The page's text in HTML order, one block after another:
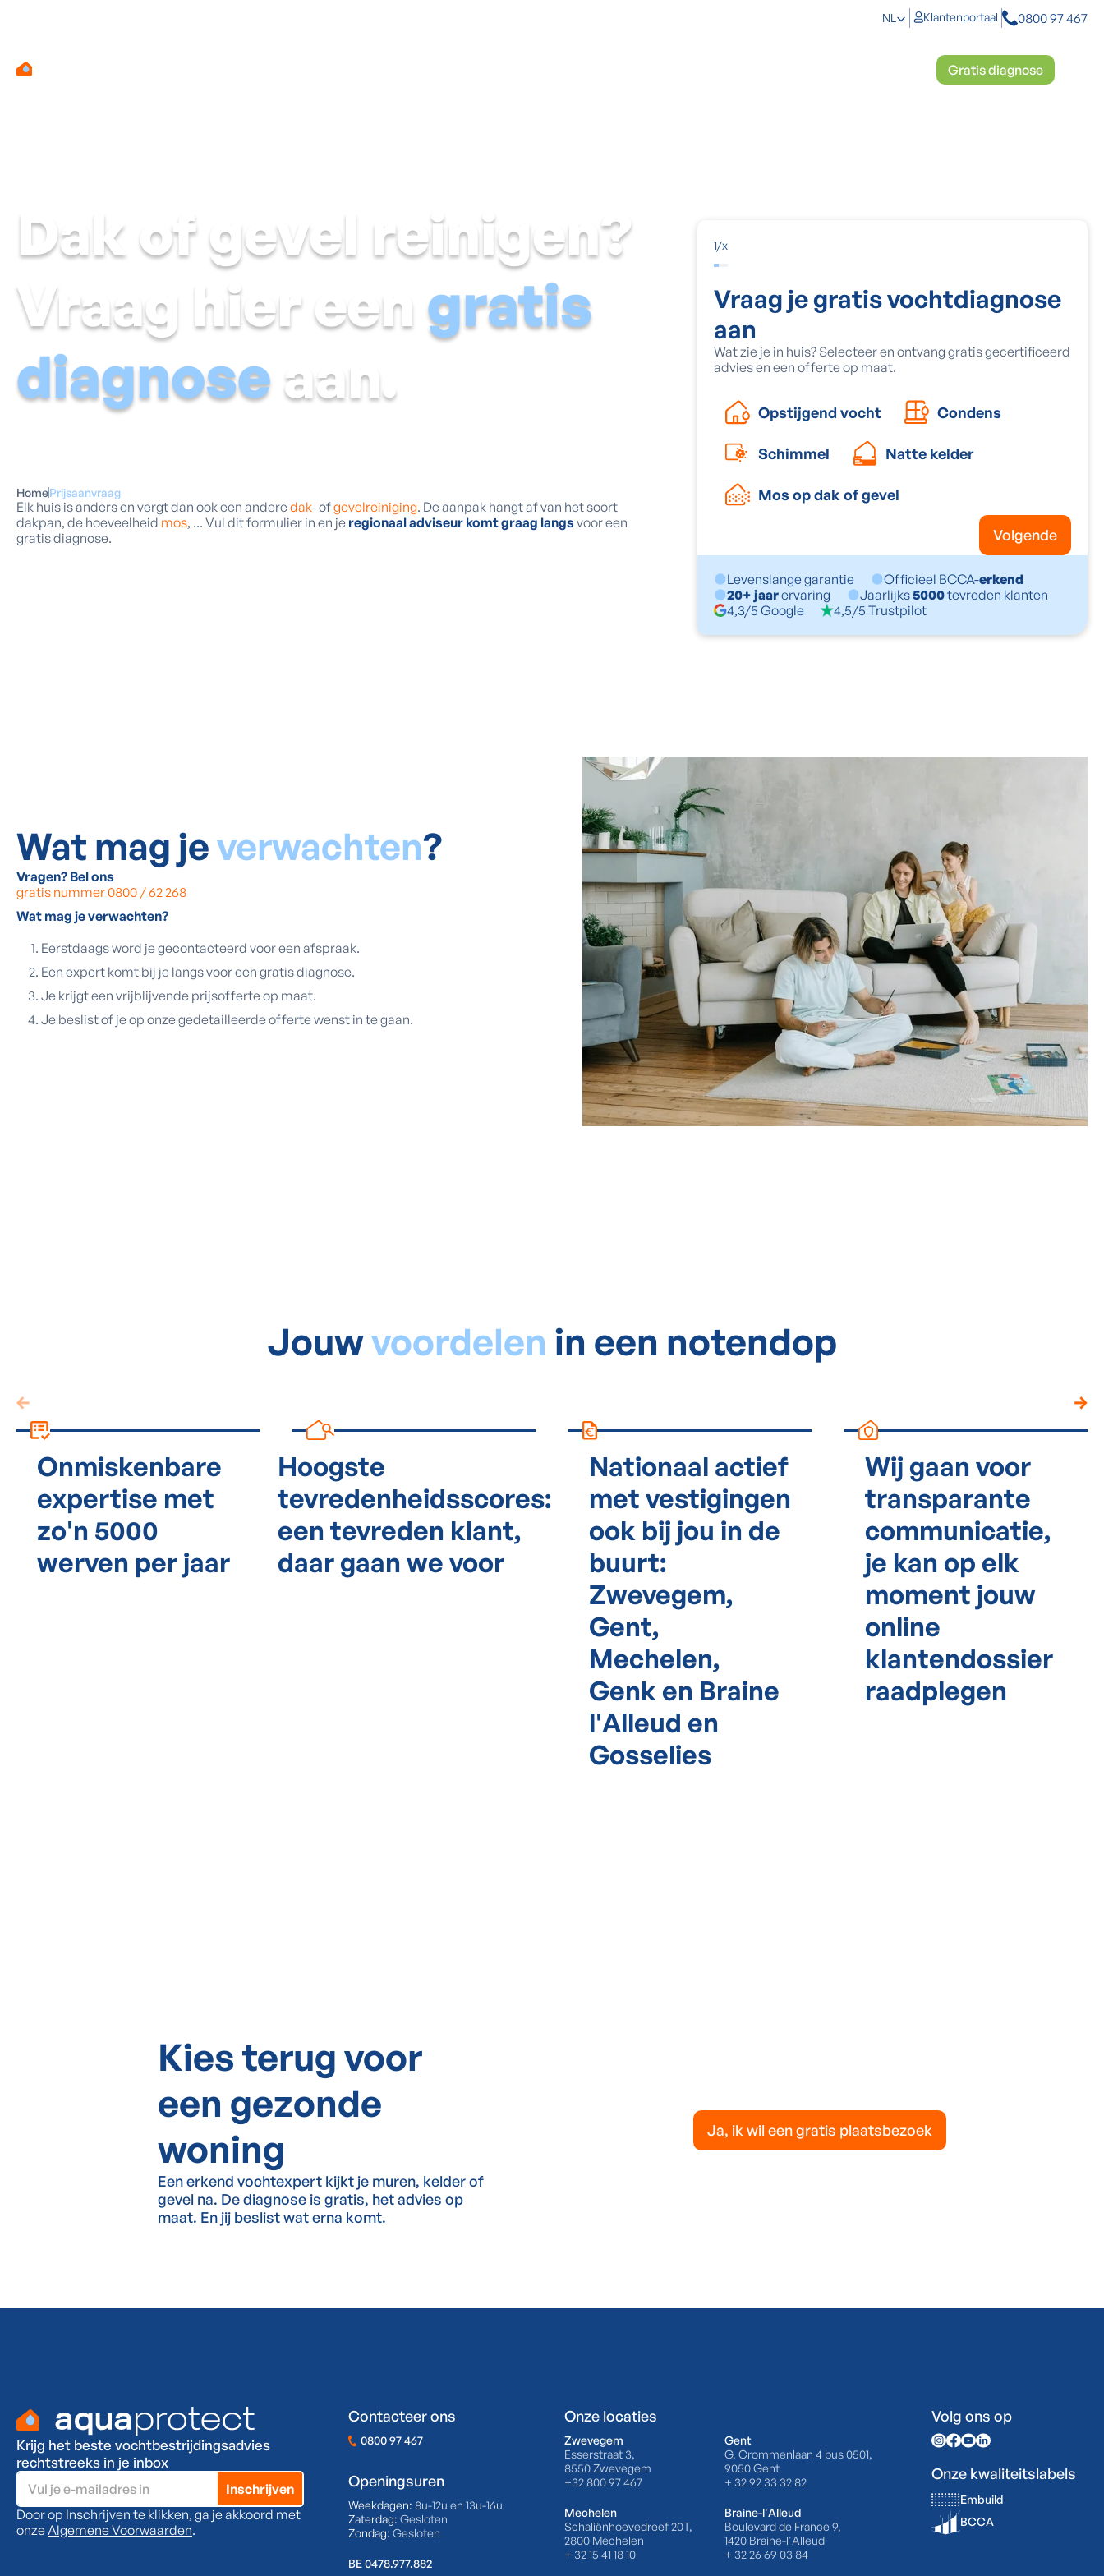
NL Klantenportaal 0800 97 467
Gratis diagnose
Dak of gevel reinigen?
Vraag hier een gratis
diagnose aan.
1/x
Vraag je gratis vochtdiagnose
aan
Wat zie je in huis? Selecteer en ontvang gratis gecertificeerd
advies en een offerte op maat.
Opstijgend vocht Condens
Schimmel Natte kelder
Mos op dak of gevel
Volgende
Levenslange garantie Officieel BCCA-erkend
20+ jaarervaring Jaarlijks5000tevreden klanten
4,3/5 Google
4,5/5 Trustpilot
HomePrijsaanvraag
Elk huis is anders en vergt dan ook een anderedak- ofgevelreiniging. De aanpak hangt af van het soort
dakpan, de hoeveelheid mos, ... Vul dit formulier in en je regionaal adviseur komt graag langsvoor een
gratis diagnose.
Wat mag jeverwachten?
Vragen? Bel ons
gratis nummer 0800 / 62 268
Wat mag je verwachten?
Eerstdaags word je gecontacteerd voor een afspraak.
Een expert komt bij je langs voor een gratis diagnose.
Je krijgt een vrijblijvende prijsofferte op maat.
Je beslist of je op onze gedetailleerde offerte wenst in te gaan.
Jouwvoordelen in een notendop
Onmiskenbare
expertise met
zo'n 5000
werven per jaar
Hoogste
tevredenheidsscores:
een tevreden klant,
daar gaan we voor
Nationaal actief
met vestigingen
ook bij jou in de
buurt:
Zwevegem,
Gent,
Mechelen,
Genk en Braine
l'Alleud en
Gosselies
Wij gaan voor
transparante
communicatie,
je kan op elk
moment jouw
online
klantendossier
raadplegen
Kies terug voor
een gezonde
woning
Een erkend vochtexpert kijkt je muren, kelder of
gevel na. De diagnose is gratis, het advies op
maat. En jij beslist wat erna komt.
Ja, ik wil een gratis plaatsbezoek
Krijg het beste vochtbestrijdingsadvies
rechtstreeks in je inbox
Door op Inschrijven te klikken, ga je akkoord met
onzeAlgemene Voorwaarden.
Contacteer ons
0800 97 467
Openingsuren
Weekdagen: 8u-12u en 13u-16u
Zaterdag: Gesloten
Zondag: Gesloten
BE 0478.977.882
Onze locaties
Zwevegem
Esserstraat 3,
8550 Zwevegem
+32 800 97 467
Gent
G. Crommenlaan 4 bus 0501,
9050 Gent
+ 32 92 33 32 82
Mechelen
Schaliënhoevedreef 20T,
2800 Mechelen
+ 32 15 41 18 10
Braine-l'Alleud
Boulevard de France 9,
1420 Braine-l'Alleud
+ 32 26 69 03 84
Volg ons op
Onze kwaliteitslabels
Embuild
BCCA